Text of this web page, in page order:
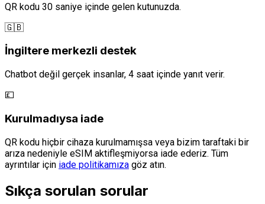
QR kodu 30 saniye içinde gelen kutunuzda.
🇬🇧
İngiltere merkezli destek
Chatbot değil gerçek insanlar, 4 saat içinde yanıt verir.
💷
Kurulmadıysa iade
QR kodu hiçbir cihaza kurulmamışsa veya bizim taraftaki bir
arıza nedeniyle eSIM aktifleşmiyorsa iade ederiz. Tüm
ayrıntılar için iade politikamıza göz atın.
Sıkça sorulan sorular